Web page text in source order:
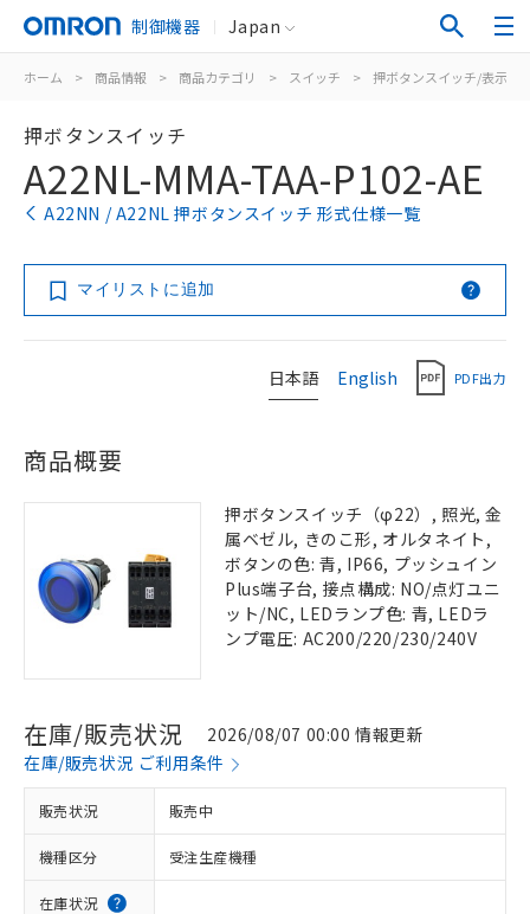
制御機器 Japan
ホーム > 商品情報 > 商品カテゴリ > スイッチ > 押ボタンスイッチ/表示灯
押ボタンスイッチ
A22NL-MMA-TAA-P102-AE
A22NN / A22NL 押ボタンスイッチ 形式仕様一覧
マイリストに追加
日本語 English PDF出力
商品概要
押ボタンスイッチ（φ22）, 照光, 金
属ベゼル, きのこ形, オルタネイト,
ボタンの色: 青, IP66, プッシュイン
Plus端子台, 接点構成: NO/点灯ユニ
ット/NC, LEDランプ色: 青, LEDラ
ンプ電圧: AC200/220/230/240V
在庫/販売状況
2026/08/07 00:00 情報更新
在庫/販売状況 ご利用条件
販売状況 販売中
機種区分 受注生産機種
在庫状況